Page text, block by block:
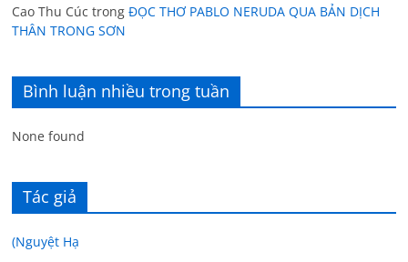
Cao Thu Cúc trongĐỌC THƠ PABLO NERUDA QUA BẢN DỊCH
THÂN TRONG SƠN
Bình luận nhiều trong tuần
None found
Tác giả
(Nguyệt Hạ